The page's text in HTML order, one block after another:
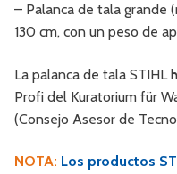
– Palanca de tala
130 cm, con un peso de
La palanca de tala STIHL
Profi del Kuratorium für
(Consejo Asesor de
NOTA: Los productos